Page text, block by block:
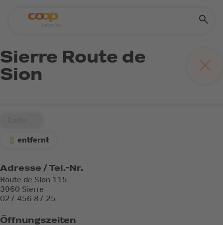
Sierre Route de
Sion
entfernt
Adresse / Tel.-Nr.
Route de Sion 115
3960 Sierre
027 456 87 25
Öffnungszeiten